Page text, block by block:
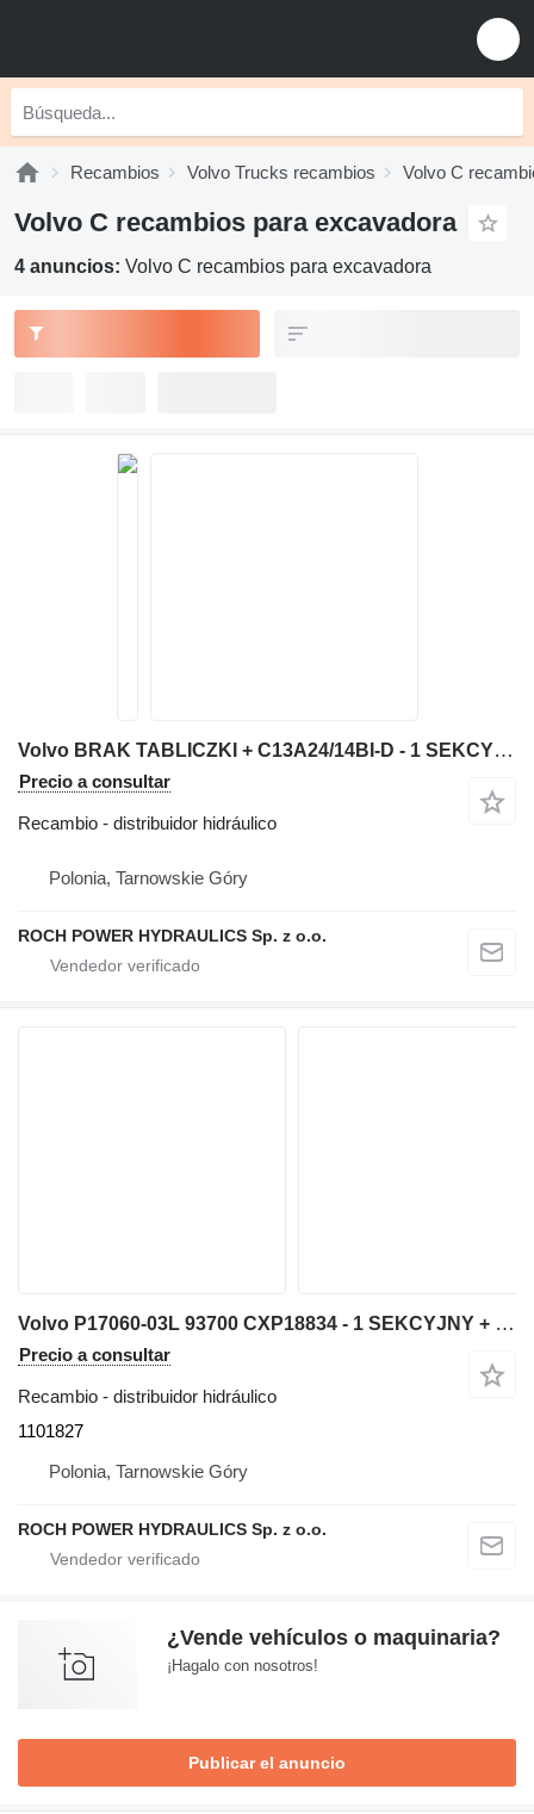
Recambios Volvo Trucks recambios Volvo C
Volvo C recambios para excavadora
4 anuncios: Volvo C recambios para excavadora
Volvo BRAK TABLICZKI + C13A24/14BI-D - 1 SEKCYJNY distribuidor hidráulico para excavadora
Precio a consultar
Recambio - distribuidor hidráulico
Polonia, Tarnowskie Góry
ROCH POWER HYDRAULICS Sp. z o.o.
Volvo P17060-03L 93700 CXP18834 - 1 SEKCYJNY + C13A24/14Bi-D 1101827 distribuidor hidráulico para excavadora
Precio a consultar
Recambio - distribuidor hidráulico
1101827
Polonia, Tarnowskie Góry
ROCH POWER HYDRAULICS Sp. z o.o.
¿Vende vehículos o maquinaria?
¡Hagalo con nosotros!
Publicar el anuncio